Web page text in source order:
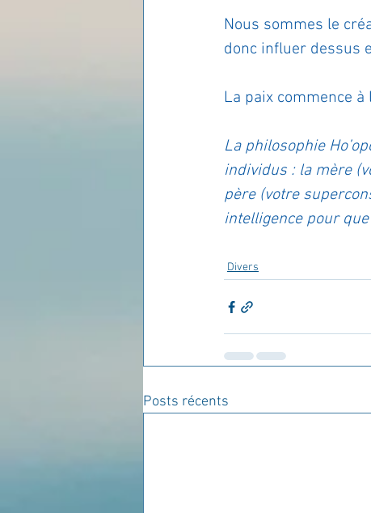
Nous sommes le
donc influer dessus
La paix commence à
La philosophie
individus : la mère
père (votre
intelligence pour
Divers
Posts récents